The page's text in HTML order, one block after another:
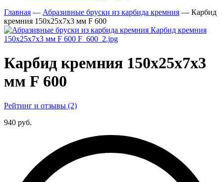
Главная — Абразивные бруски из карбида кремния — Карбид
кремния 150х25х7х3 мм F 600
Карбид кремния 150х25х7х3
мм F 600
Рейтинг и отзывы (2)
940 руб.